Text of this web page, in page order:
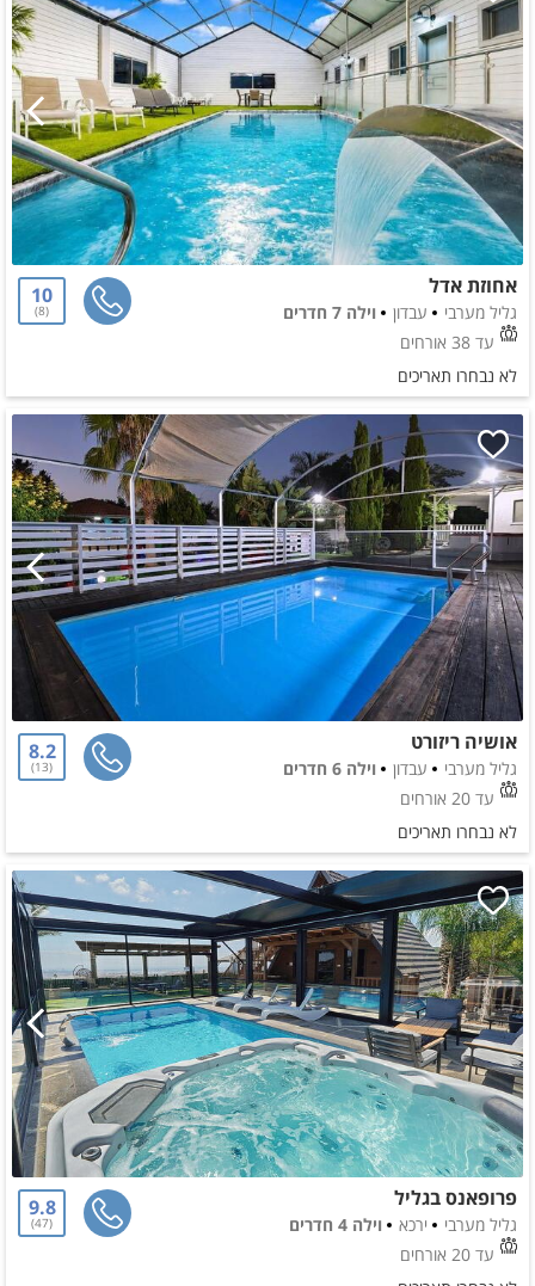
אחוזת אדל
גליל מערבי עבדון
וילה 7 חדרים
עד 38 אורחים
10
8
לא נבחרו תאריכים
אושיה ריזורט
גליל מערבי עבדון
וילה 6 חדרים
עד 20 אורחים
8.2
13
לא נבחרו תאריכים
פרופאנס בגליל
גליל מערבי ירכא
וילה 4 חדרים
עד 20 אורחים
9.8
47